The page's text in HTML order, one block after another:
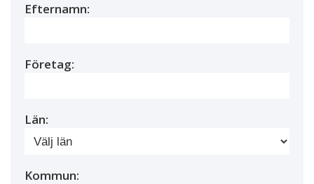
Efternamn:
Företag:
Län:
Kommun: